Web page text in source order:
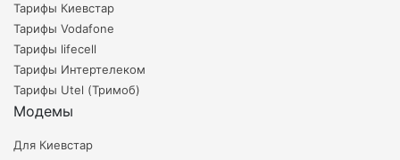
Тарифы Киевстар
Тарифы Vodafone
Тарифы lifecell
Тарифы Интертелеком
Тарифы Utel (Тримоб)
Модемы
Для Киевстар